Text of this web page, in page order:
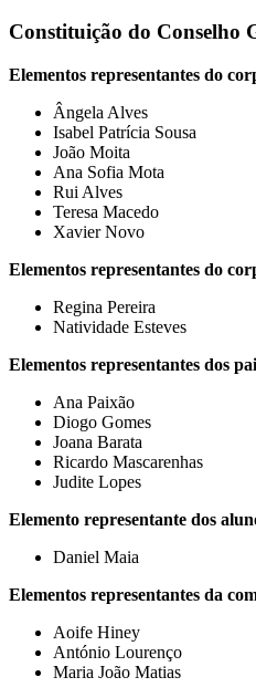
Constituição do Conselho
Elementos representantes do
Ângela Alves
Isabel Patrícia Sousa
João Moita
Ana Sofia Mota
Rui Alves
Teresa Macedo
Xavier Novo
Elementos representantes do
Regina Pereira
Natividade Esteves
Elementos representantes dos
Ana Paixão
Diogo Gomes
Joana Barata
Ricardo Mascarenhas
Judite Lopes
Elemento representante dos
Daniel Maia
Elementos representantes da
Aoife Hiney
António Lourenço
Maria João Matias